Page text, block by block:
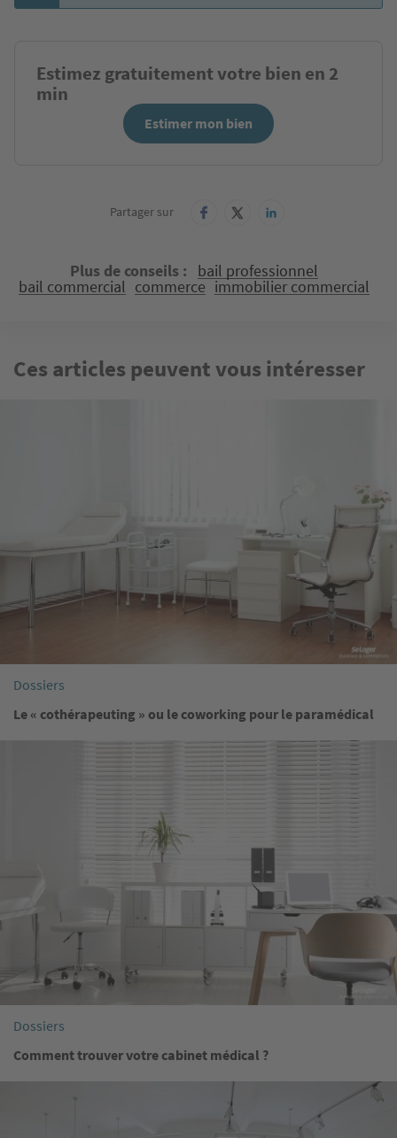
Estimez gratuitement votre bien en 2
min
Estimer mon bien
Partager sur
Plus de conseils bail professionnel
bail commercial commerce immobilier commercial
Ces articles peuvent vous intéresser
Dossiers
Le « cothérapeuting » ou le coworking pour le paramédical
Dossiers
Comment trouver votre cabinet médical ?